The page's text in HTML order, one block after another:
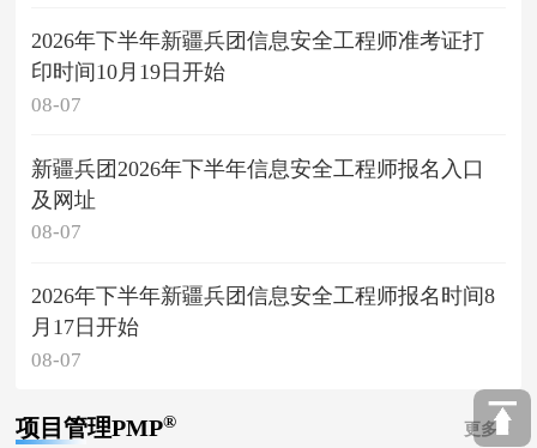
2026年下半年新疆兵团信息安全工程师准考证打
印时间10月19日开始
08-07
新疆兵团2026年下半年信息安全工程师报名入口
及网址
08-07
2026年下半年新疆兵团信息安全工程师报名时间8
月17日开始
08-07
项目管理PMP® 更多